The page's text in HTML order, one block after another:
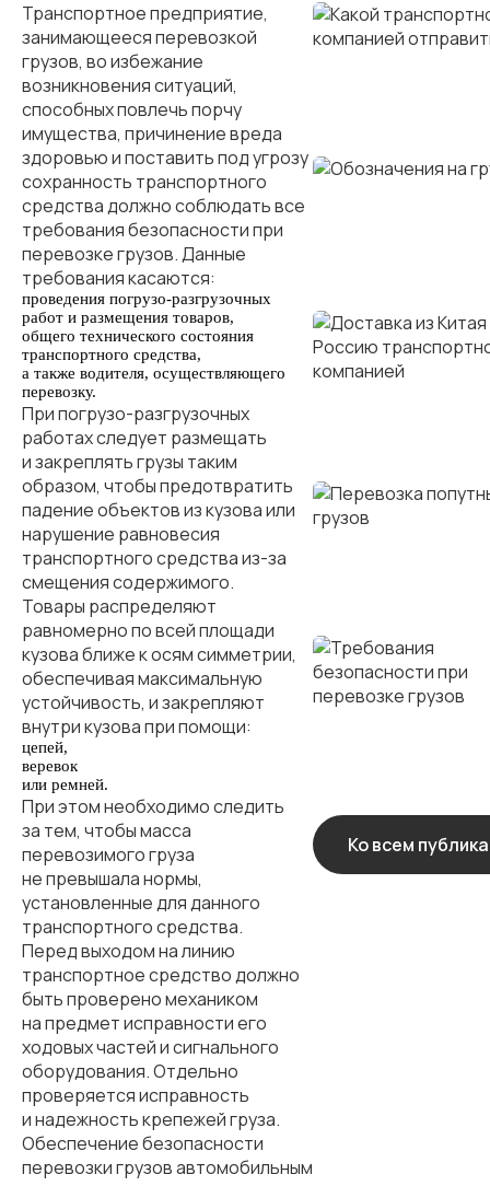
Транспортное предприятие,
занимающееся перевозкой
грузов, во избежание
возникновения ситуаций,
способных повлечь порчу
имущества, причинение вреда
здоровью и поставить под угрозу
сохранность транспортного
средства должно соблюдать все
требования безопасности при
перевозке грузов. Данные
требования касаются:
проведения погрузо-разгрузочных
работ и размещения товаров,
общего технического состояния
транспортного средства,
а также водителя, осуществляющего
перевозку.
При погрузо-разгрузочных
работах следует размещать
и закреплять грузы таким
образом, чтобы предотвратить
падение объектов из кузова или
нарушение равновесия
транспортного средства из-за
смещения содержимого.
Товары распределяют
равномерно по всей площади
кузова ближе к осям симметрии,
обеспечивая максимальную
устойчивость, и закрепляют
внутри кузова при помощи:
цепей,
веревок
или ремней.
При этом необходимо следить
за тем, чтобы масса
перевозимого груза
не превышала нормы,
установленные для данного
транспортного средства.
Перед выходом на линию
транспортное средство должно
быть проверено механиком
на предмет исправности его
ходовых частей и сигнального
оборудования. Отдельно
проверяется исправность
и надежность крепежей груза.
Обеспечение безопасности
перевозки грузов автомобильным
Ко всем